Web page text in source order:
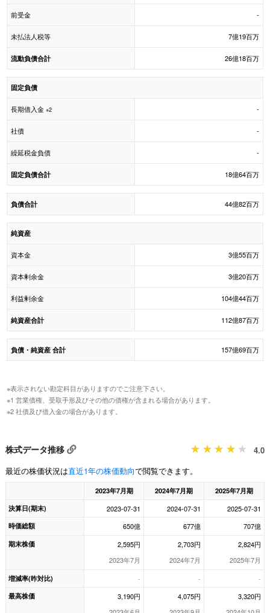
前受金 -
未払法人税等 7億19百万
流動負債合計 26億18百万
固定負債
長期借入金 ※2 -
社債 -
繰延税金負債 -
固定負債合計 18億64百万
負債合計 44億82百万
純資産
資本金 3億55百万
資本剰余金 3億20百万
利益剰余金 104億44百万
純資産合計 112億87百万
負債・純資産 合計 157億69百万
※表示されない勘定科目がありますのでご注意下さい。
※1 営業債権、受取手形及びその他の債権が含まれる場合があります。
※2 社債及び借入金の場合があります。
株式データ推移
4.0
最近の株価状況は直近1年の株価動向で閲覧できます。
2023年7月期 2024年7月期
2025年7月期
決算日(期末)
2023-07-31 2024-07-31 2025-07-31
時価総額 650億 677億 707億
期末株価
2,595円
2023年7月
2,703円
2024年7月
2,824円
2025年7月
増減率(昨対比) - - -
最高株価
3,190円
4,075円
3,320円